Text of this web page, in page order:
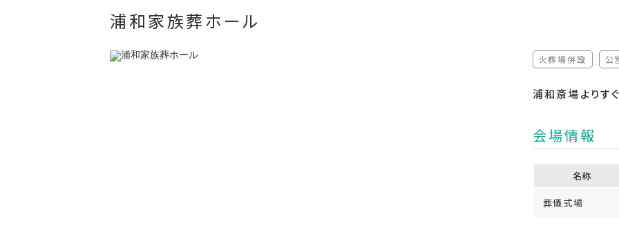
浦和家族葬ホール
火葬場併設
（非該
公
浦和斎場よりす
会場情報
名称
葬儀式場